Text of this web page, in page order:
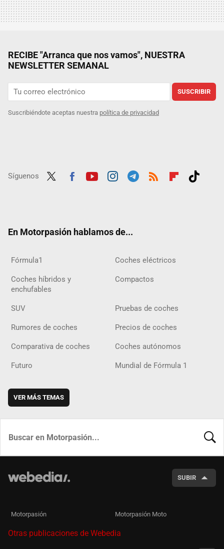
RECIBE "Arranca que nos vamos", NUESTRA
NEWSLETTER SEMANAL
SUSCRIBIR
Suscribiéndote aceptas nuestra política de privacidad
Síguenos
En Motorpasión hablamos de...
Fórmula1 Coches eléctricos
Coches híbridos y
enchufables
Compactos
SUV Pruebas de coches
Rumores de coches Precios de coches
Comparativa de coches Coches autónomos
Futuro Mundial de Fórmula 1
VER MÁS TEMAS
SUBIR
Motorpasión Motorpasión Moto
Otras publicaciones de Webedia